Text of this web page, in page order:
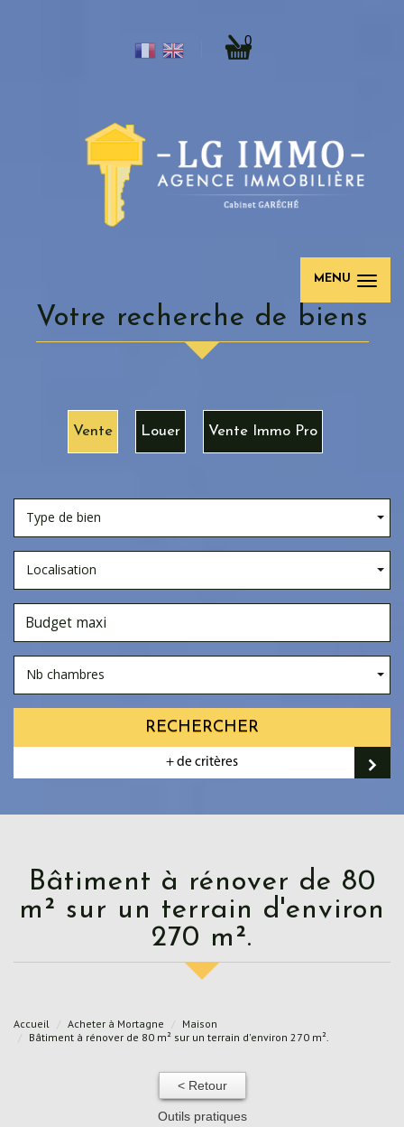
0
MENU
votre recherche de biens
Vente Louer Vente Immo Pro
Type de bien
Localisation
Nb chambres
RECHERCHER
+ de critères
Bâtiment à rénover de 80
m² sur un terrain d'environ
270 m².
Accueil Acheter à Mortagne
Maison
Bâtiment à rénover de 80 m² sur un terrain d'environ 270 m².
< Retour
Outils pratiques